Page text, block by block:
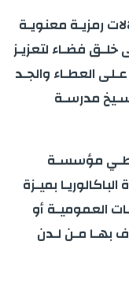
رمزيـة معنويـة
فضـاء لتعزيـز
العطـاء والجـد
مدرسـة
مؤسسـة
بميـزة
العموميـة أو
بهـا مـن لـدن